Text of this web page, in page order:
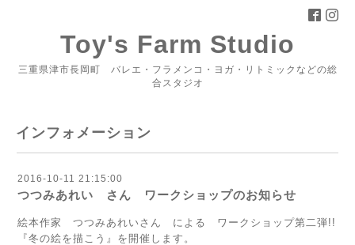
Toy's Farm Studio
三重県津市長岡町 バレエ・フラメンコ・ヨガ・リトミックなどの総
合スタジオ
インフォメーション
2016-10-11 21:15:00
つつみあれい さん ワークショップのお知らせ
絵本作家 つつみあれいさん による ワークショップ第二弾!!
『冬の絵を描こう』を開催します。